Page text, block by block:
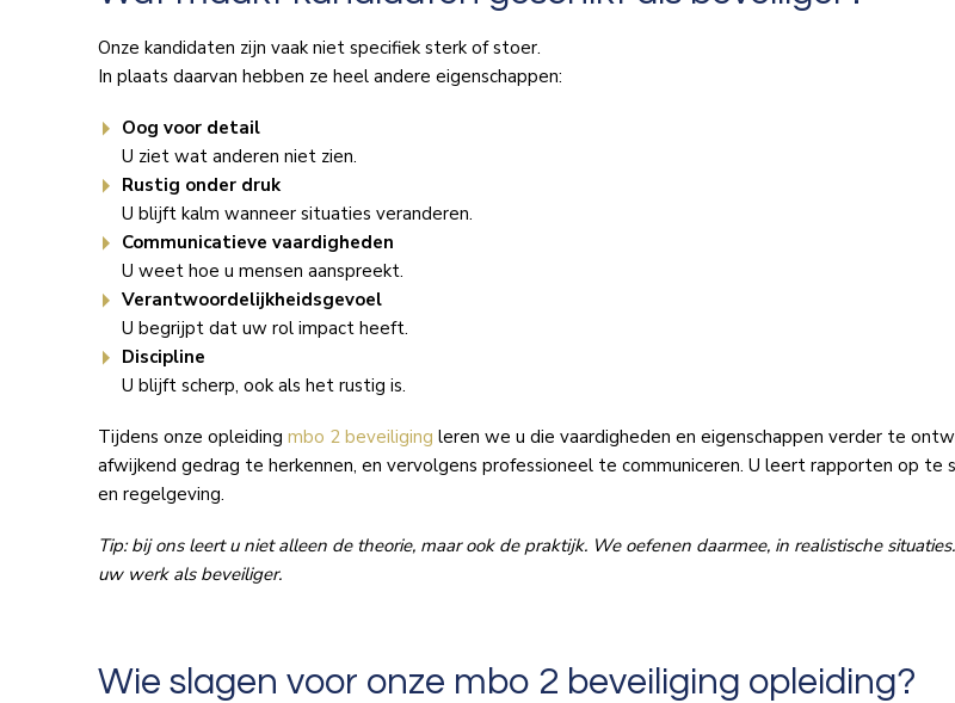
Onze kandidaten zijn vaak niet specifiek sterk of stoer.
In plaats daarvan hebben ze heel andere eigenschappen:
Oog voor detail
U ziet wat anderen niet zien.
Rustig onder druk
U blijft kalm wanneer situaties veranderen.
Communicatieve vaardigheden
U weet hoe u mensen aanspreekt.
Verantwoordelijkheidsgevoel
U begrijpt dat uw rol impact heeft.
Discipline
U blijft scherp, ook als het rustig is.
Tijdens onze opleiding mbo 2 beveiliging leren we u die vaardigheden en eigenschappen verder te
afwijkend gedrag te herkennen, en vervolgens professioneel te communiceren. U leert rapporten op
en regelgeving.
Tip: bij ons leert u niet alleen de theorie, maar ook de praktijk. We oefenen daarmee, in realistische
uw werk als beveiliger.
Wie slagen voor onze mbo 2 beveiliging opleiding?